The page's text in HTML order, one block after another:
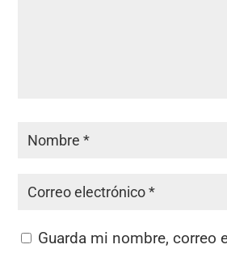
Guarda mi nombre, correo